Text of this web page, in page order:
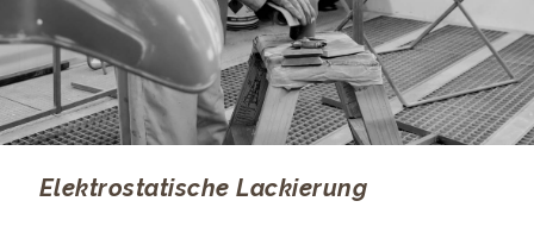
Elektrostatische Lackierung